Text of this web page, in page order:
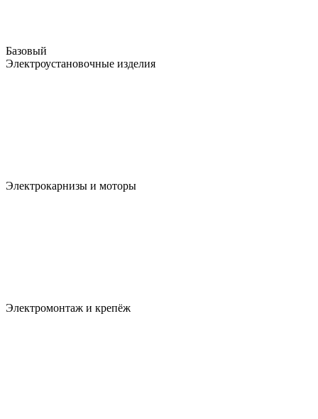
Базовый
Электроустановочные изделия
Электрокарнизы и моторы
Электромонтаж и крепёж